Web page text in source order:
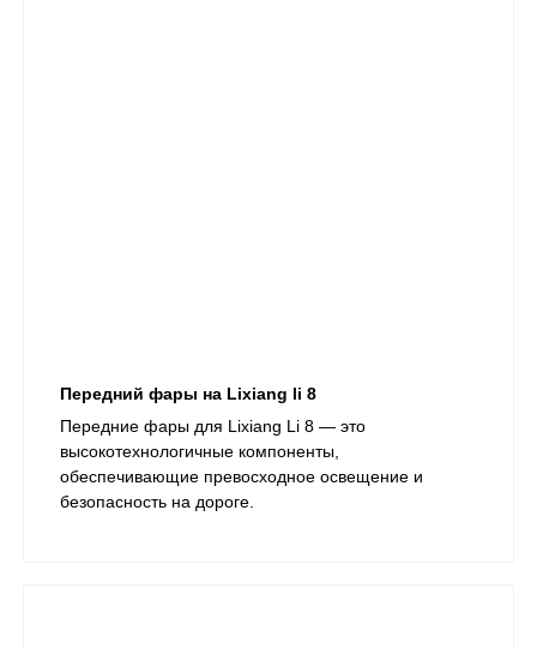
Передний фары на Lixiang li 8
Передние фары для Lixiang Li 8 — это
высокотехнологичные компоненты,
обеспечивающие превосходное освещение и
безопасность на дороге.